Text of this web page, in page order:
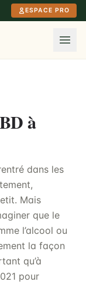
ESPACE PRO
à
dans les
Mais
que le
l’alcool ou
la façon
qu’à
pour